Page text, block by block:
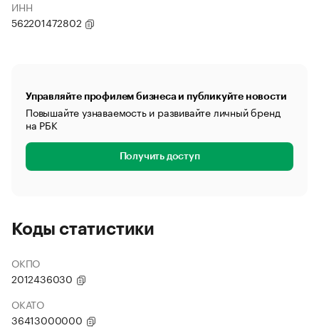
ИНН
562201472802
Управляйте профилем бизнеса и публикуйте новости
Повышайте узнаваемость и развивайте личный бренд
на РБК
Получить доступ
Коды статистики
ОКПО
2012436030
ОКАТО
36413000000